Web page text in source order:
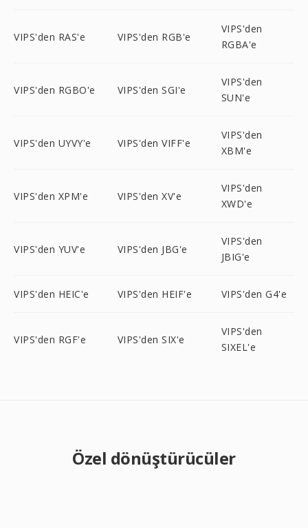
VIPS'den RAS'e VIPS'den RGB'e
VIPS'den
RGBA'e
VIPS'den RGBO'e VIPS'den SGI'e
VIPS'den
SUN'e
VIPS'den UYVY'e VIPS'den VIFF'e
VIPS'den
XBM'e
VIPS'den XPM'e VIPS'den XV'e
VIPS'den
XWD'e
VIPS'den YUV'e VIPS'den JBG'e
VIPS'den
JBIG'e
VIPS'den HEIC'e VIPS'den HEIF'e VIPS'den G4'e
VIPS'den RGF'e VIPS'den SIX'e
VIPS'den
SIXEL'e
Özel dönüştürücüler